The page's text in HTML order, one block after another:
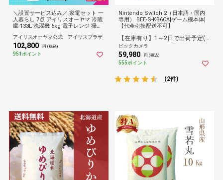
＼設置サービス込み／ 家電セット 一
人暮らし 7点 アイリスオーヤマ 冷蔵
庫 133L 洗濯機 5kg 電子レンジ 掃除
対象 2026年
アイリスオーヤマ公式 アイリスプラザ
102,800 円 (税込)
951ポイント
Nintendo Switch 2（日本語・国内
専用） BEE-S-KB6CA[ゲーム機本体]
【代金引換配送不可】
【在庫有り】1～2日で出荷予定(日付指定可)
ビックカメラ
59,980 円 (税込)
555ポイント
(2件)